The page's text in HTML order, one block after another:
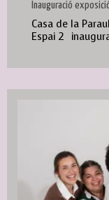
Inauguració
Casa de la
Espai 2